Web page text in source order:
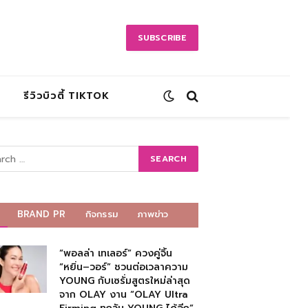
SUBSCRIBE
รีวิวบิวตี้ TIKTOK
BRAND PR กิจกรรม ภาพข่าว
“พอลล่า เทเลอร์” ควงคู่จิ้น
“หยิ่น–วอร์” ชวนต่อเวลาความ
YOUNG กับเซรั่มสูตรใหม่ล่าสุด
จาก OLAY งาน “OLAY Ultra